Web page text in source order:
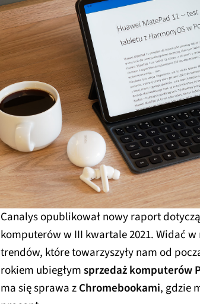
Canalys opublikował nowy raport
komputerów w III kwartale 2021. Widać
trendów, które towarzyszyły nam od
rokiem ubiegłymsprzedaż komputerów
ma się sprawa zChromebookami, gdzie